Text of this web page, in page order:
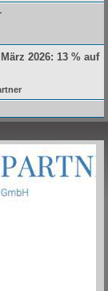
2026: 13 % auf